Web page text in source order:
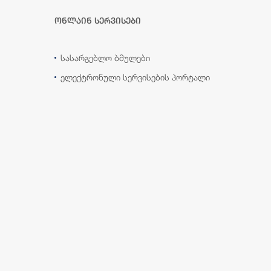
ონლაინ სერვისები
სასარგებლო ბმულები
ელექტრონული სერვისების პორტალი